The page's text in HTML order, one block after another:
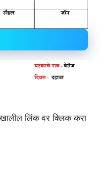
खालील लिंक वर क्लिक करा